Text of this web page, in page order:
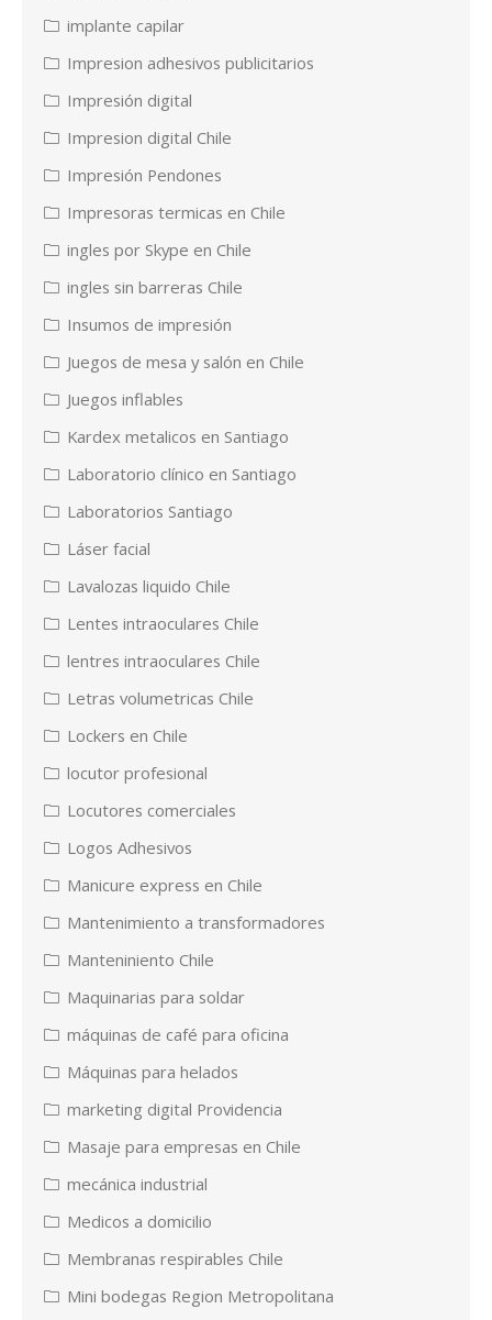
implante capilar
Impresion adhesivos publicitarios
Impresión digital
Impresion digital Chile
Impresión Pendones
Impresoras termicas en Chile
ingles por Skype en Chile
ingles sin barreras Chile
Insumos de impresión
Juegos de mesa y salón en Chile
Juegos inflables
Kardex metalicos en Santiago
Laboratorio clínico en Santiago
Laboratorios Santiago
Láser facial
Lavalozas liquido Chile
Lentes intraoculares Chile
lentres intraoculares Chile
Letras volumetricas Chile
Lockers en Chile
locutor profesional
Locutores comerciales
Logos Adhesivos
Manicure express en Chile
Mantenimiento a transformadores
Manteniniento Chile
Maquinarias para soldar
máquinas de café para oficina
Máquinas para helados
marketing digital Providencia
Masaje para empresas en Chile
mecánica industrial
Medicos a domicilio
Membranas respirables Chile
Mini bodegas Region Metropolitana